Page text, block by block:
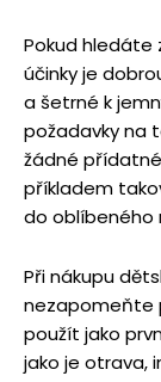
Pokud hledáte
účinky je
a šetrné k
požadavky na
žádné
příkladem
do oblíbeného
Při nákupu
nezapomeňte
použít jako
jako je otrava,